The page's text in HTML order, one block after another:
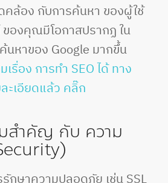
ล้อง กับการค้นหา ของผู้ใช้
ของคุณมีโอกาสปรากฏ ใน
หาของ Google มากขึ้น
เรื่อง การทำ SEO ได้ ทาง
ละเอียดแล้ว คลิ๊ก
สำคัญ กับ ความ
รักษาความปลอดภัย เช่น SSL